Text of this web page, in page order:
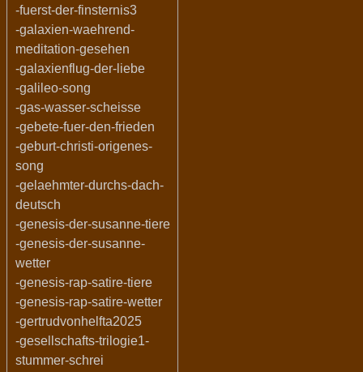
-fuerst-der-finsternis3
-galaxien-waehrend-
meditation-gesehen
-galaxienflug-der-liebe
-galileo-song
-gas-wasser-scheisse
-gebete-fuer-den-frieden
-geburt-christi-origenes-
song
-gelaehmter-durchs-dach-
deutsch
-genesis-der-susanne-tiere
-genesis-der-susanne-
wetter
-genesis-rap-satire-tiere
-genesis-rap-satire-wetter
-gertrudvonhelfta2025
-gesellschafts-trilogie1-
stummer-schrei